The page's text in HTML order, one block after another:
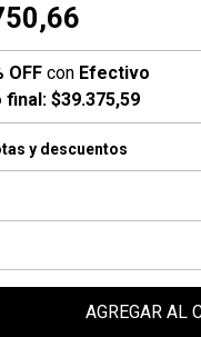
OFF con Efectivo
final: $39.375,59
y descuentos
AGREGAR AL